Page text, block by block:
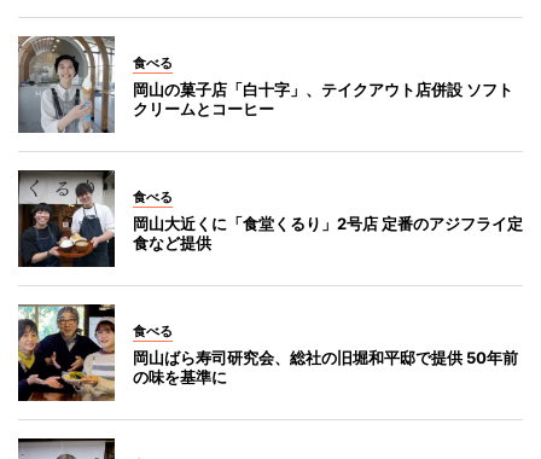
食べる
岡山の菓子店「白十字」、テイクアウト店併設 ソフト
クリームとコーヒー
食べる
岡山大近くに「食堂くるり」2号店 定番のアジフライ定
食など提供
食べる
岡山ばら寿司研究会、総社の旧堀和平邸で提供 50年前
の味を基準に